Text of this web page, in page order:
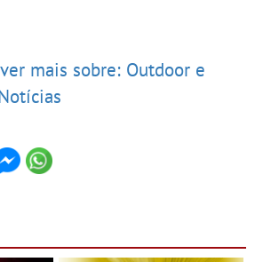
mais sobre: Outdoor e